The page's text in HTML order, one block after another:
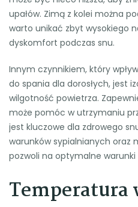
upałów. Zimą z kolei można
warto unikać zbyt wysokiego
dyskomfort podczas snu.
Innym czynnikiem, który
do spania dla dorosłych, jest
wilgotność powietrza.
może pomóc w utrzymaniu
jest kluczowe dla zdrowego
warunków sypialnianych
pozwoli na optymalne
Temperatura